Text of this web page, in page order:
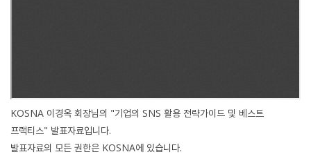
KOSNA 이경옥 회장님의 "기업의 SNS 활용 전략가이드 및 베스트
프랙티스" 발표자료입니다.
발표자료의 모든 권한은 KOSNA에 있습니다.